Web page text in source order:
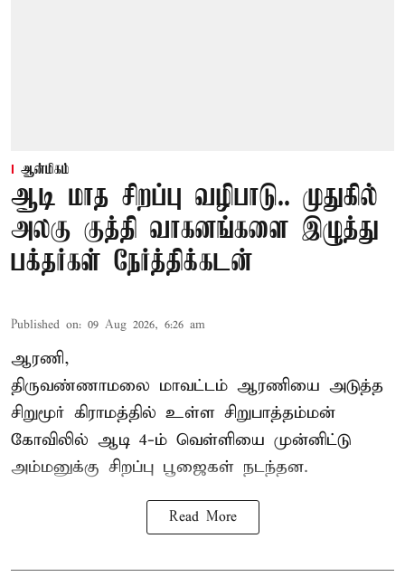
ஆன்மிகம்
ஆடி மாத சிறப்பு வழிபாடு.. முதுகில்
அலகு குத்தி வாகனங்களை இழுத்து
பக்தர்கள் நேர்த்திக்கடன்
Published on: 09 Aug 2026, 6:26 am
ஆரணி,
திருவண்ணாமலை மாவட்டம் ஆரணியை அடுத்த
சிறுமூர் கிராமத்தில் உள்ள சிறுபாத்தம்மன்
கோவிலில் ஆடி 4-ம் வெள்ளியை முன்னிட்டு
அம்மனுக்கு சிறப்பு பூஜைகள் நடந்தன.
Read More